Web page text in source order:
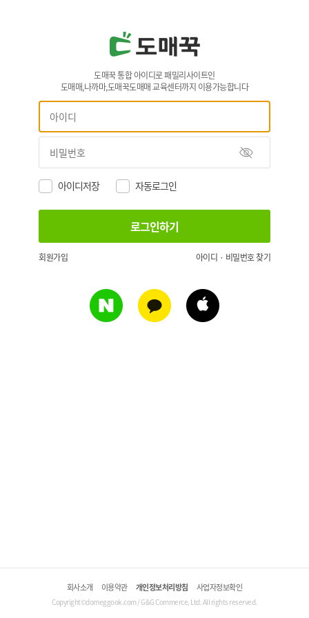
도매꾹 통합 아이디로 패밀리사이트인
도매매,나까마,도매꾹도매매 교육센터까지 이용가능합니다
아이디저장 자동로그인
회원가입 아이디 · 비밀번호 찾기
회사소개 이용약관 개인정보처리방침 사업자정보확인
Copyright©domeggook.com / G&G Commerce, Ltd. All rights reserved.